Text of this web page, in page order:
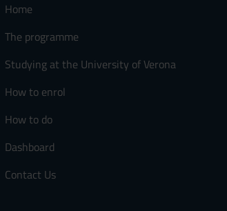
Home
The programme
Studying at the University of Verona
How to enrol
How to do
Dashboard
Contact Us